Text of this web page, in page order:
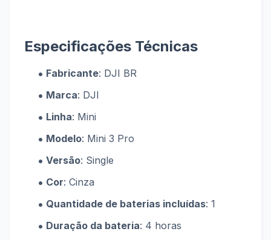
Especificações Técnicas
Fabricante: DJI BR
Marca: DJI
Linha: Mini
Modelo: Mini 3 Pro
Versão: Single
Cor: Cinza
Quantidade de baterias incluídas: 1
Duração da bateria: 4 horas